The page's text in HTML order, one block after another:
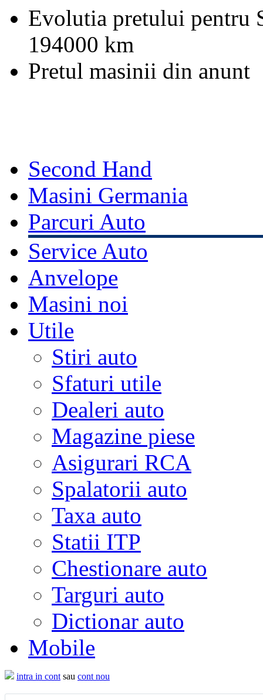
Evolutia pretului pentru
194000 km
Pretul masinii din anunt
Second Hand
Masini Germania
Parcuri Auto
Service Auto
Anvelope
Masini noi
Utile
Stiri auto
Sfaturi utile
Dealeri auto
Magazine piese
Asigurari RCA
Spalatorii auto
Taxa auto
Statii ITP
Chestionare auto
Targuri auto
Dictionar auto
Mobile
intra in cont sau cont nou